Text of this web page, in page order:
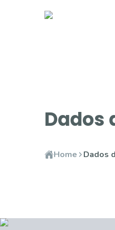
Dados
Home Dados